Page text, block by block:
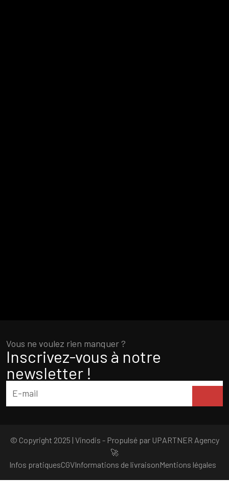
Vous ne voulez rien manquer ?
Inscrivez-vous à notre
newsletter !
© Copyright 2025 | Vinodis - Propulsé par UPARTNER Agency
🚀
Infos pratiquesCGVInformations de livraisonMentions légales